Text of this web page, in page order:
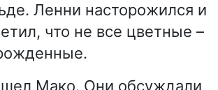
Ленни насторожился и
что не все цветные –
Мако. Они обсуждали